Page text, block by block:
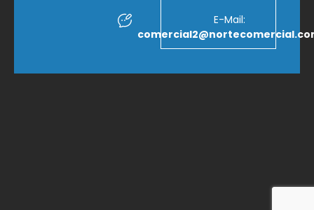
E-Mail: